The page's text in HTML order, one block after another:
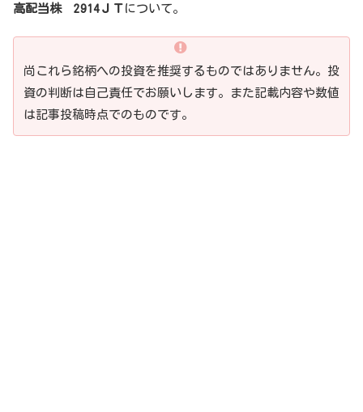
高配当株
2914ＪＴ について。
尚これら銘柄への投資を推奨するものではありません。投
資の判断は自己責任でお願いします。また記載内容や数値
は記事投稿時点でのものです。